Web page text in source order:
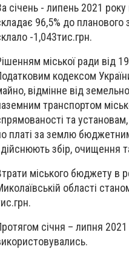
січень - липень 2021
96,5% до
-1,043тис.грн.
міської ради від
кодексом
відмінне від
транспортом
та
платі за землю
збір, очищення
міського бюджету в
області
січня – липня